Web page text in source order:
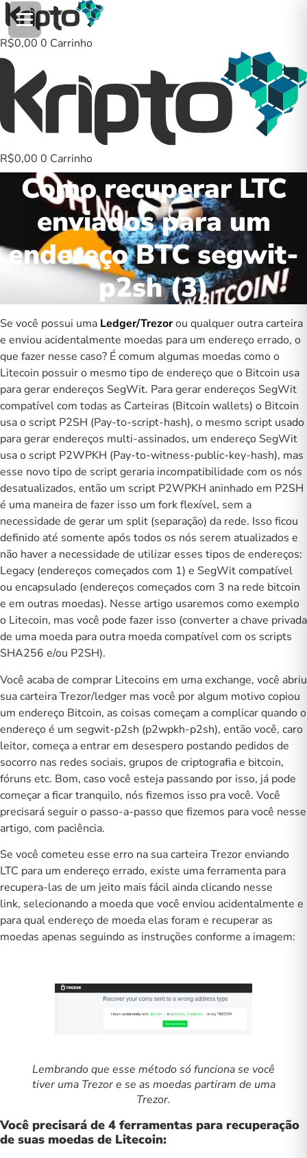
para
o
conteúdo
R$0,00 0 Carrinho
R$0,00 0 Carrinho
Como recuperar LTC
enviados para um
endereço BTC segwit-
p2sh (3)
Se você possui uma Ledger/Trezorou qualquer outra carteira
e enviou acidentalmente moedas para um endereço errado, o
que fazer nesse caso? É comum algumas moedas como o
Litecoin possuir o mesmo tipo de endereço que o Bitcoin usa
para gerar endereços SegWit. Para gerar endereços SegWit
compatível com todas as Carteiras (Bitcoin wallets) o Bitcoin
usa o script P2SH (Pay-to-script-hash), o mesmo script usado
para gerar endereços multi-assinados, um endereço SegWit
usa o script P2WPKH (Pay-to-witness-public-key-hash), mas
esse novo tipo de script geraria incompatibilidade com os nós
desatualizados, então um script P2WPKH aninhado em P2SH
é uma maneira de fazer isso um fork flexível, sem a
necessidade de gerar um split (separação) da rede. Isso ficou
definido até somente após todos os nós serem atualizados e
não haver a necessidade de utilizar esses tipos de endereços:
Legacy (endereços começados com 1) e SegWit compatível
ou encapsulado (endereços começados com 3 na rede bitcoin
e em outras moedas). Nesse artigo usaremos como exemplo
o Litecoin, mas você pode fazer isso (converter a chave privada
de uma moeda para outra moeda compatível com os scripts
SHA256 e/ou P2SH).
Você acaba de comprar Litecoins em uma exchange, você abriu
sua carteira Trezor/ledger mas você por algum motivo copiou
um endereço Bitcoin, as coisas começam a complicar quando o
endereço é um segwit-p2sh (p2wpkh-p2sh), então você, caro
leitor, começa a entrar em desespero postando pedidos de
socorro nas redes sociais, grupos de criptografia e bitcoin,
fóruns etc. Bom, caso você esteja passando por isso, já pode
começar a ficar tranquilo, nós fizemos isso pra você. Você
precisará seguir o passo-a-passo que fizemos para você nesse
artigo, com paciência.
Se você cometeu esse erro na sua carteira Trezor enviando
LTC para um endereço errado, existe uma ferramenta para
recupera-las de um jeito mais fácil ainda clicando nesse
link, selecionando a moeda que você enviou acidentalmente e
para qual endereço de moeda elas foram e recuperar as
moedas apenas seguindo as instruções conforme a imagem:
Lembrando que esse método só funciona se você
tiver uma Trezor e se as moedas partiram de uma
Trezor.
Você precisará de 4 ferramentas para recuperação
de suas moedas de Litecoin: